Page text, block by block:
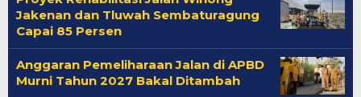
Jakenan dan Tluwah Sembaturagung
Capai 85 Persen
Anggaran Pemeliharaan Jalan di APBD
Murni Tahun 2027 Bakal Ditambah